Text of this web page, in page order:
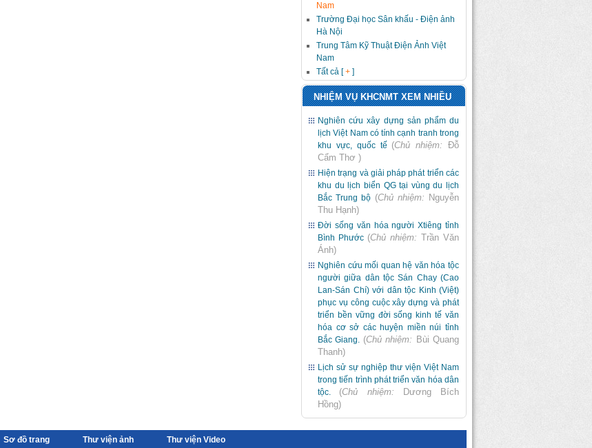
Nam
Trường Đại học Sân khấu - Điện ảnh
Hà Nội
Trung Tâm Kỹ Thuật Điện Ảnh Việt
Nam
Tất cả [+ ]
NHIỆM VỤ KHCNMT XEM NHIỀU
Nghiên cứu xây dựng sản phẩm du
lịch Việt Nam có tính cạnh tranh trong
khu vực, quốc tế (Chủ nhiệm:
Đỗ
Cẩm Thơ )
Hiện trạng và giải pháp phát triển các
khu du lịch biển QG tại vùng du lịch
Bắc Trung bộ (Chủ nhiệm: Nguyễn
Thu Hạnh)
Đời sống văn hóa người Xtiêng tỉnh
Bình Phước (Chủ nhiệm: Trần Văn
Ánh)
Nghiên cứu mối quan hệ văn hóa tộc
người giữa dân tộc Sán Chay (Cao
Lan-Sán Chí) với dân tộc Kinh (Việt)
phục vụ công cuộc xây dựng và phát
triển bền vững đời sống kinh tế văn
hóa cơ sở các huyện miền núi tỉnh
Bắc Giang. (Chủ nhiệm: Bùi Quang
Thanh)
Lịch sử sự nghiệp thư viện Việt Nam
trong tiến trình phát triển văn hóa dân
tộc.
(Chủ nhiệm:
Dương Bích
Hồng)
Sơ đồ trang Thư viện ảnh Thư viện Video